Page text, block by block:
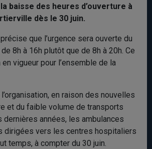
baisse des heures d’ouverture à
dès le 30 juin.
que l’urgence sera ouverte du
8h à 16h plutôt que de 8h à 20h. Ce
vigueur pour l’ensemble de la
en raison des nouvelles
et du faible volume de transports
dernières années, les ambulances
dirigées vers les centres hospitaliers
temps, à compter du 30 juin.